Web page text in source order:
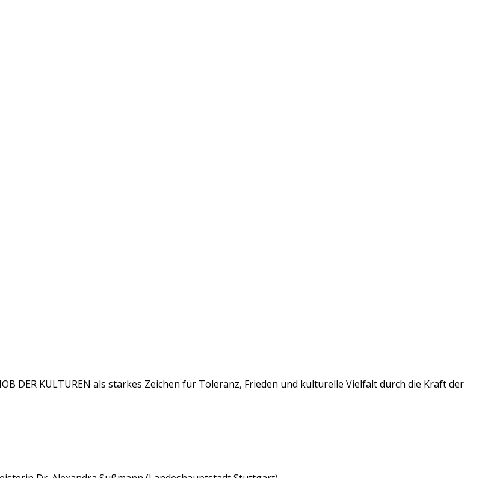
DER KULTUREN als starkes Zeichen für Toleranz, Frieden und kulturelle Vielfalt durch die Kraft der